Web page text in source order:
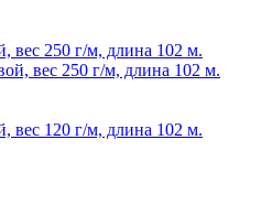
вес 250 г/м, длина 102 м.
вес 120 г/м, длина 102 м.